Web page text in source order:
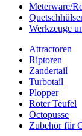
Meterware/
Werkzeuge
Attractoren
Riptoren
Zandertail
Turbotail
Plopper
Roter Teufel
Octopusse
Zubehör für